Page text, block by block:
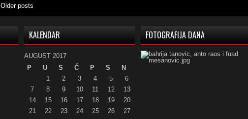
Older posts
KALENDAR
AUGUST 2017
P
U S Č P S
N
1
2 3 4 5
6
7
8 9 10 11 12
13
14
15 16 17 18 19
20
21
22 23 24 25 26
27
FOTOGRAFIJA DANA